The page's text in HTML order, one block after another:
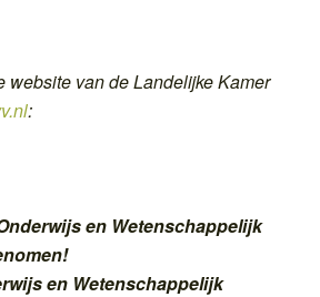
website van de Landelijke Kamer
:
en Wetenschappelijk
en Wetenschappelijk